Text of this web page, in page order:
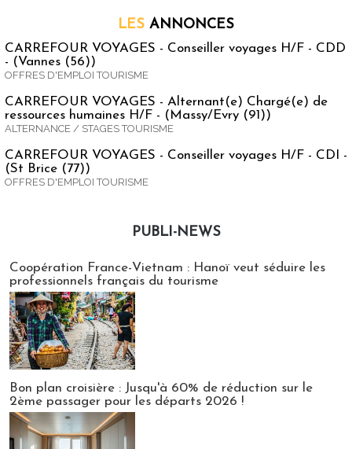
LES ANNONCES
CARREFOUR VOYAGES - Conseiller voyages H/F - CDD
- (Vannes (56))
OFFRES D'EMPLOI TOURISME
CARREFOUR VOYAGES - Alternant(e) Chargé(e) de
ressources humaines H/F - (Massy/Evry (91))
ALTERNANCE / STAGES TOURISME
CARREFOUR VOYAGES - Conseiller voyages H/F - CDI -
(St Brice (77))
OFFRES D'EMPLOI TOURISME
PUBLI-NEWS
Coopération France-Vietnam : Hanoï veut séduire les
professionnels français du tourisme
Bon plan croisière : Jusqu'à 60% de réduction sur le
2ème passager pour les départs 2026 !